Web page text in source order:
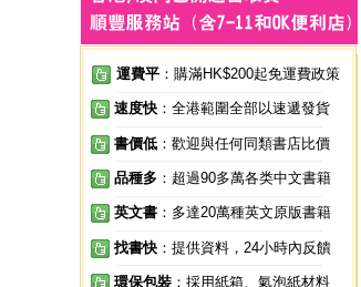
運費平 ：購滿HK$200起免運費政策
速度快 ：全港範圍全部以速遞發貨
書價低 ：歡迎與任何同類書店比價
品種多 ：超過90多萬各类中文書籍
英文書 ：多達20萬種英文原版書籍
找書快 ：提供資料，24小時內反饋
環保包裝 ：採用紙箱、氣泡紙材料